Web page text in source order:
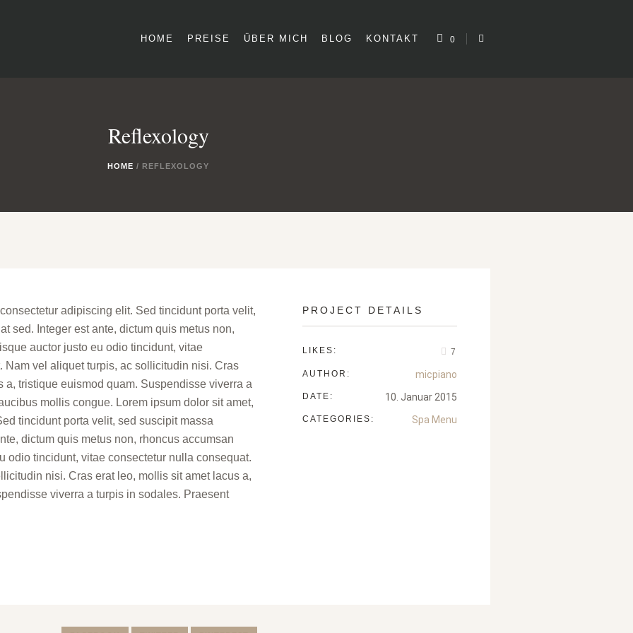
0
HOME PREISE ÜBER MICH BLOG KONTAKT
Reflexology
HOME / REFLEXOLOGY
adipiscing elit. Sed tincidunt porta velit,
sed. Integer est ante, dictum quis metus non,
auctor justo eu odio tincidunt, vitae
Nam vel aliquet turpis, ac sollicitudin nisi. Cras
a, tristique euismod quam. Suspendisse viverra a
mollis congue. Lorem ipsum dolor sit amet,
tincidunt porta velit, sed suscipit massa
dictum quis metus non, rhoncus accumsan
odio tincidunt, vitae consectetur nulla consequat.
nisi. Cras erat leo, mollis sit amet lacus a,
viverra a turpis in sodales. Praesent
PROJECT DETAILS
LIKES: 7
AUTHOR: micpiano
DATE: 10. Januar 2015
CATEGORIES: Spa Menu